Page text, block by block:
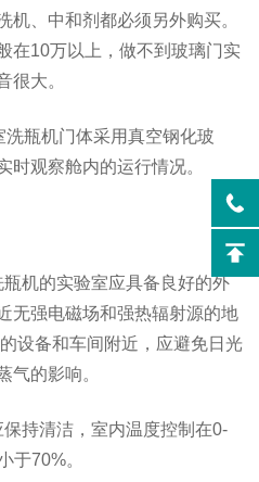
机、中和剂都必须另外购买。
在10万以上，做不到玻璃门实
很大。
瓶机门体采用真空钢化玻
时观察舱内的运行情况。
机的实验室应具备良好的外
无强电磁场和强热辐射源的地
设备和车间附近，应避免日光
气的影响。
持清洁，室内温度控制在0-
于70%。